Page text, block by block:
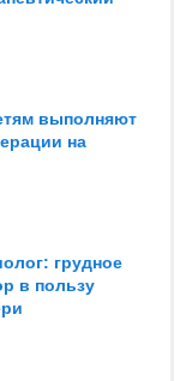
выполняют
на
грудное
в пользу